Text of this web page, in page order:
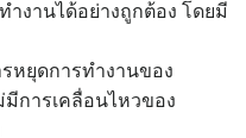
ำงานได้อย่างถูกต้อง โดยมี
หยุดการทำงานของ
มีการเคลื่อนไหวของ